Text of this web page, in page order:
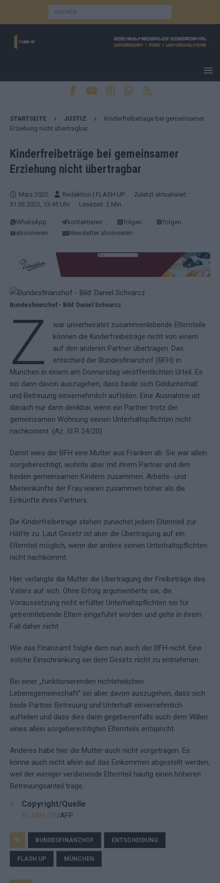
STARTSEITE JUSTIZ
Kinderfreibeträge bei gemeinsamer
Erziehung nicht übertragbar
Kinderfreibeträge bei gemeinsamer
Erziehung nicht übertragbar
März 2022 Redaktion | FLASH UP
· Zuletzt aktualisiert:
31.03.2022, 13:45 Uhr
· Lesezeit: 2 Min.
WhatsApp kontaktieren folgen
folgen
abonnieren
Newsletter abonnieren
Bundesfinanzhof - Bild: Daniel Schvarcz
Z
war unverheiratet zusammenlebende Elternteile
können die Kinderfreibeträge nicht von einem
auf den anderen Partner übertragen. Das
entschied der Bundesfinanzhof (BFH) in
München in einem am Donnerstag veröffentlichten Urteil. Es
sei dann davon auszugehen, dass beide sich Geldunterhalt
und Betreuung einvernehmlich aufteilen. Eine Ausnahme ist
danach nur dann denkbar, wenn ein Partner trotz der
gemeinsamen Wohnung seinen Unterhaltspflichten nicht
nachkommt. (Az: III R 24/20)
Damit wies der BFH eine Mutter aus Franken ab. Sie war allein
sorgeberechtigt, wohnte aber mit ihrem Partner und den
beiden gemeinsamen Kindern zusammen. Arbeits- und
Mieteinkünfte der Frau waren zusammen höher als die
Einkünfte ihres Partners.
Die Kinderfreibeträge stehen zunächst jedem Elternteil zur
Hälfte zu. Laut Gesetz ist aber die Übertragung auf ein
Elternteil möglich, wenn der andere seinen Unterhaltspflichten
nicht nachkommt.
Hier verlangte die Mutter die Übertragung der Freibeträge des
Vaters auf sich. Ohne Erfolg argumentierte sie, die
Voraussetzung nicht erfüllter Unterhaltspflichten sei für
getrenntlebende Eltern eingeführt worden und gelte in ihrem
Fall daher nicht.
Wie das Finanzamt folgte dem nun auch der BFH nicht. Eine
solche Einschränkung sei dem Gesetz nicht zu entnehmen.
Bei einer „funktionierenden nichtehelichen
Lebensgemeinschaft“ sei aber davon auszugehen, dass sich
beide Partner Betreuung und Unterhalt einvernehmlich
aufteilen und dass dies dann gegebenenfalls auch dem Willen
eines allein sorgeberechtigten Elternteils entspricht.
Anderes habe hier die Mutter auch nicht vorgetragen. Es
könne auch nicht allein auf das Einkommen abgestellt werden,
weil der weniger verdienende Elternteil häufig einen höheren
Betreuungsanteil trage.
Copyright/Quelle
FLASH UP/AFP
BUNDESFINANZHOF ENTSCHEIDUNG
FLASH UP MÜNCHEN